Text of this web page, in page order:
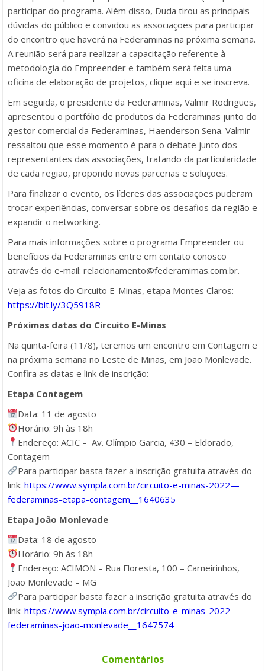
participar do programa. Além disso, Duda tirou as principais
dúvidas do público e convidou as associações para participar
do encontro que haverá na Federaminas na próxima semana.
A reunião será para realizar a capacitação referente à
metodologia do Empreender e também será feita uma
oficina de elaboração de projetos, clique aqui e se inscreva.
Em seguida, o presidente da Federaminas, Valmir Rodrigues,
apresentou o portfólio de produtos da Federaminas junto do
gestor comercial da Federaminas, Haenderson Sena. Valmir
ressaltou que esse momento é para o debate junto dos
representantes das associações, tratando da particularidade
de cada região, propondo novas parcerias e soluções.
Para finalizar o evento, os líderes das associações puderam
trocar experiências, conversar sobre os desafios da região e
expandir o networking.
Para mais informações sobre o programa Empreender ou
benefícios da Federaminas entre em contato conosco
através do e-mail: relacionamento@federamimas.com.br.
Veja as fotos do Circuito E-Minas, etapa Montes Claros:
https://bit.ly/3Q5918R
Próximas datas do Circuito E-Minas
Na quinta-feira (11/8), teremos um encontro em Contagem e
na próxima semana no Leste de Minas, em João Monlevade.
Confira as datas e link de inscrição:
Etapa Contagem
Data: 11 de agosto
Horário: 9h às 18h
Endereço: ACIC – Av. Olímpio Garcia, 430 – Eldorado,
Contagem
Para participar basta fazer a inscrição gratuita através do
link: https://www.sympla.com.br/circuito-e-minas-2022—
federaminas-etapa-contagem__1640635
Etapa João Monlevade
Data: 18 de agosto
Horário: 9h às 18h
Endereço: ACIMON – Rua Floresta, 100 – Carneirinhos,
João Monlevade – MG
Para participar basta fazer a inscrição gratuita através do
link: https://www.sympla.com.br/circuito-e-minas-2022—
federaminas-joao-monlevade__1647574
Comentários